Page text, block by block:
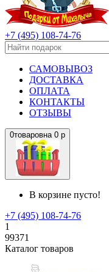
+7 (495) 108-74-76
САМОВЫВОЗ
ДОСТАВКА
ОПЛАТА
КОНТАКТЫ
ОТЗЫВЫ
0товаровна 0 р
В корзине пусто!
+7 (495) 108-74-76
1
99371
Каталог товаров